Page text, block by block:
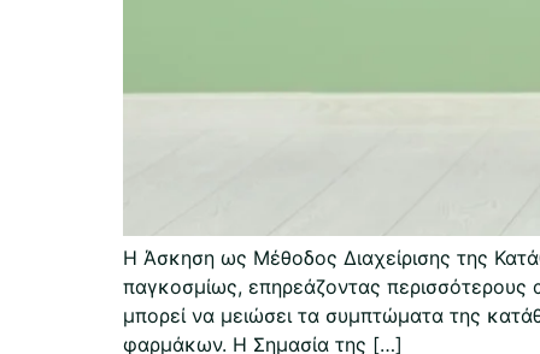
Η Άσκηση ως Μέθοδος Διαχείρισης της
παγκοσμίως, επηρεάζοντας
μπορεί να μειώσει τα συμπτώματα της
φαρμάκων. Η Σημασία της […]